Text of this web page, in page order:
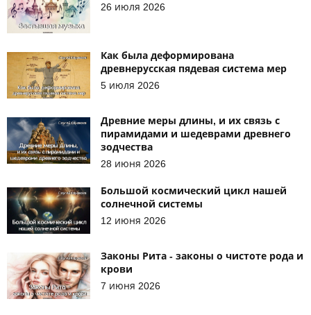
26 июля 2026
Как была деформирована
древнерусская пядевая система мер
5 июля 2026
Древние меры длины, и их связь с
пирамидами и шедеврами древнего
зодчества
28 июня 2026
Большой космический цикл нашей
солнечной системы
12 июня 2026
Законы Рита - законы о чистоте рода и
крови
7 июня 2026